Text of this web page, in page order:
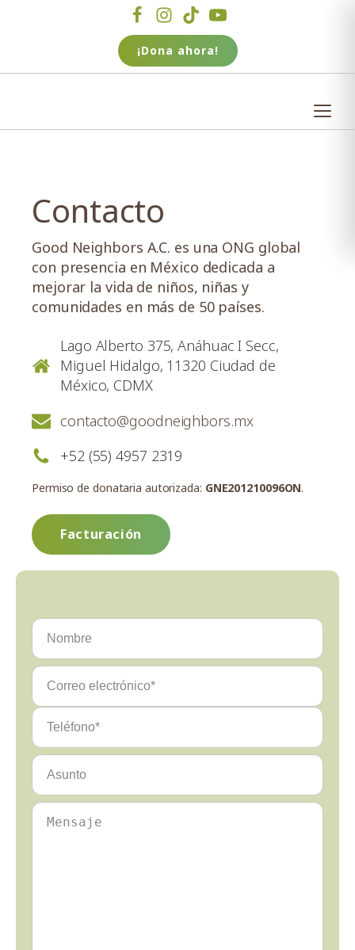
¡Dona ahora!
Contacto
Good Neighbors A.C. es una ONG global
con presencia en México dedicada a
mejorar la vida de niños, niñas y
comunidades en más de 50 países.
Lago Alberto 375, Anáhuac I Secc,
Miguel Hidalgo, 11320 Ciudad de
México, CDMX
contacto@goodneighbors.mx
+52 (55) 4957 2319
Permiso de donataria autorizada: GNE201210096ON.
Facturación